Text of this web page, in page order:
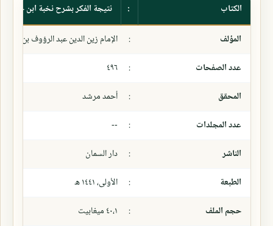
الكتاب :
نتيجة الفكر بشرح نخبة ابن حجر
المؤلف
:
الإمام زين الدين عبد الرؤوف بن علي
عدد الصفحات
:
٤٩٦
المحقق
:
أحمد مرشد
عدد المجلدات
:
--
الناشر
:
دار السمان
الطبعة
:
الأولى، ١٤٤١ ھ
حجم الملف
: ٤٠،١ ميغابيت